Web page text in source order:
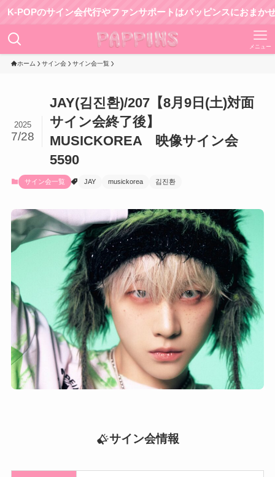
サイン会代行やファンサポートはパッピンスにおまかせ！
メニュー
ホーム サイン会 サイン会一覧
JAY(김진환)/207【8月9日(土)対面
サイン会終了後】
MUSICKOREA 映像サイン会
5590
2025
7/28
サイン会一覧 JAY musickorea 김진환
サイン会情報